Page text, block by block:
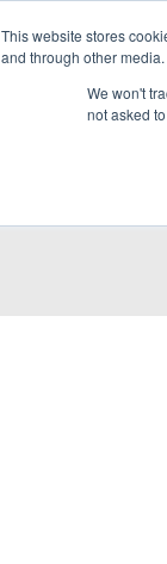
This website stores
and through other
We won't
not asked